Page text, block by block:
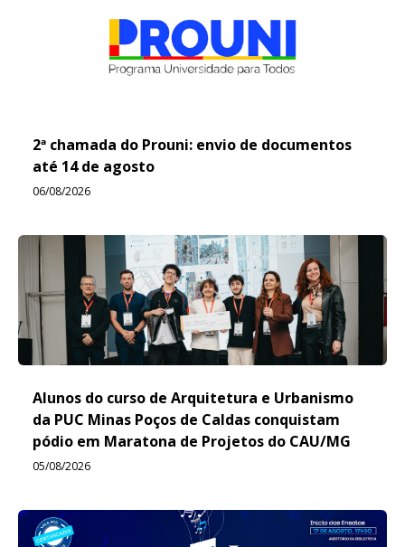
2ª chamada do Prouni: envio de documentos
até 14 de agosto
06/08/2026
Alunos do curso de Arquitetura e Urbanismo
da PUC Minas Poços de Caldas conquistam
pódio em Maratona de Projetos do CAU/MG
05/08/2026